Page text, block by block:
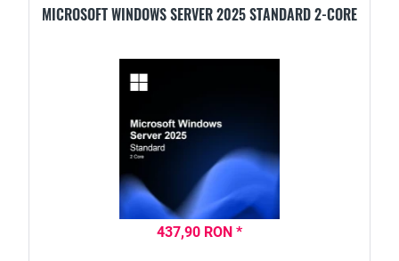
MICROSOFT WINDOWS SERVER 2025 STANDARD 2-CORE
437,90 RON *